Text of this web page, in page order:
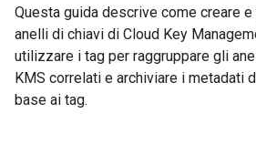
Questa guida descrive come creare
anelli di chiavi di Cloud Key
utilizzare i tag per raggruppare gli
KMS correlati e archiviare i metadati
base ai tag.